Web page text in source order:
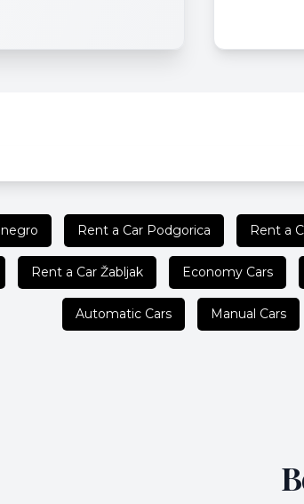
Rent a Car Podgorica Rent a
Rent a Car Žabljak Economy Cars
Automatic Cars Manual Cars